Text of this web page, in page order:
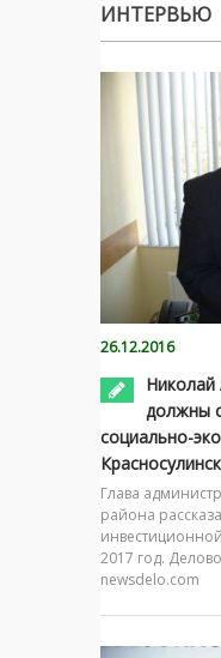
ИНТЕРВЬЮ
26.12.2016
Николай
должны
социально-
Глава
района
2017 год.
newsdelo.com